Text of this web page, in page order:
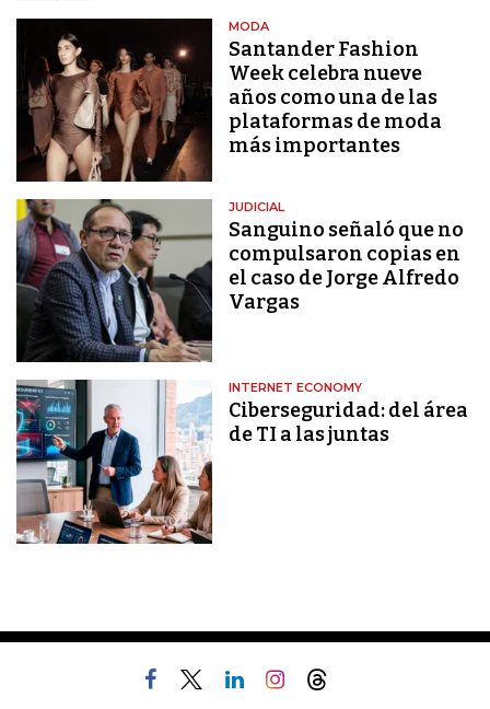
MODA
Santander Fashion
Week celebra nueve
años como una de las
plataformas de moda
más importantes
JUDICIAL
Sanguino señaló que no
compulsaron copias en
el caso de Jorge Alfredo
Vargas
INTERNET ECONOMY
Ciberseguridad: del área
de TI a las juntas